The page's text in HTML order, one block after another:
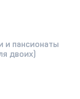
и пансионаты
двоих)